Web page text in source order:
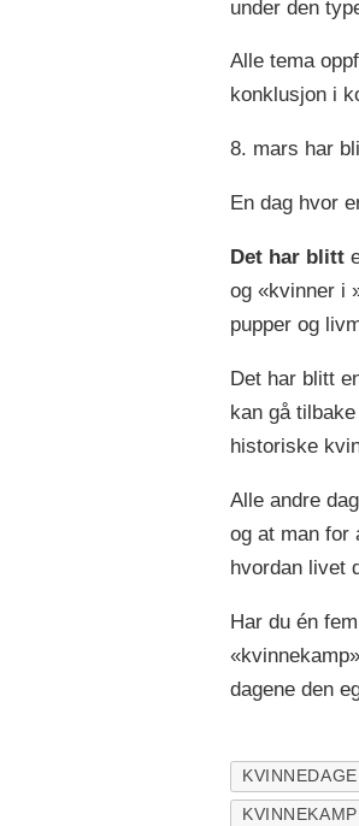
under den
Alle tema
konklusjon i
8. mars har
En dag hvor
Det har blitt
og «kvinner i
pupper og
Det har blitt
kan gå
historiske
Alle andre
og at man for
hvordan livet
Har du én
dagene den
KVINNEKAMP